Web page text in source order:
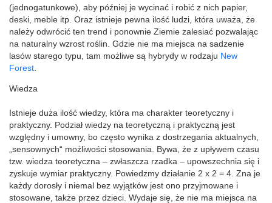
(jednogatunkowe), aby później je wycinać i robić z nich papier,
deski, meble itp. Oraz istnieje pewna ilość ludzi, która uważa, że
należy odwrócić ten trend i ponownie Ziemie zalesiać pozwalając
na naturalny wzrost roślin. Gdzie nie ma miejsca na sadzenie
lasów starego typu, tam możliwe są hybrydy w rodzaju New
Forest
Wiedza
Istnieje duża ilość wiedzy, która ma charakter teoretyczny i
praktyczny. Podział wiedzy na teoretyczną i praktyczną jest
względny i umowny, bo często wynika z dostrzegania aktualnych,
„sensownych“ możliwości stosowania. Bywa, że z upływem czasu
tzw. wiedza teoretyczna – zwłaszcza rzadka – upowszechnia się i
zyskuje wymiar praktyczny. Powiedzmy działanie 2 x 2 = 4. Zna je
każdy dorosły i niemal bez wyjątków jest ono przyjmowane i
stosowane, także przez dzieci. Wydaje się, że nie ma miejsca na